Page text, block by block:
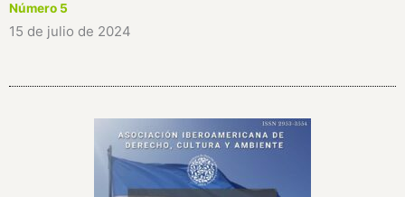
Número 5
15 de julio de 2024